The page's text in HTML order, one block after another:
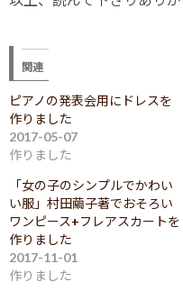
関連
ピアノの発表会用にドレスを
作りました
2017-05-07
作りました
「女の子のシンプルでかわい
い服」村田繭子著でおそろい
ワンピース+フレアスカートを
作りました
2017-11-01
作りました